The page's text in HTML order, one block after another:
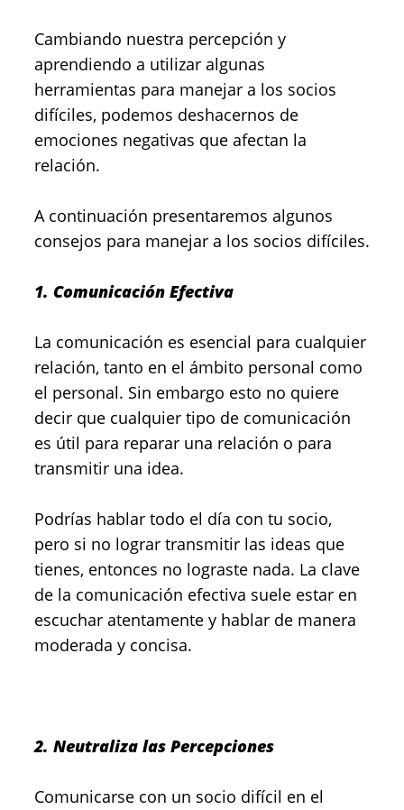
Cambiando nuestra percepción y
aprendiendo a utilizar algunas
herramientas para manejar a los socios
difíciles, podemos deshacernos de
emociones negativas que afectan la
relación.
A continuación presentaremos algunos
consejos para manejar a los socios difíciles.
1. Comunicación Efectiva
La comunicación es esencial para cualquier
relación, tanto en el ámbito personal como
el personal. Sin embargo esto no quiere
decir que cualquier tipo de comunicación
es útil para reparar una relación o para
transmitir una idea.
Podrías hablar todo el día con tu socio,
pero si no lograr transmitir las ideas que
tienes, entonces no lograste nada. La clave
de la comunicación efectiva suele estar en
escuchar atentamente y hablar de manera
moderada y concisa.
2. Neutraliza las Percepciones
Comunicarse con un socio difícil en el